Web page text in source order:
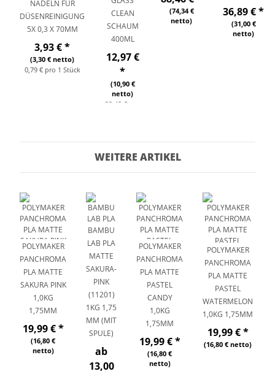
NADELN FÜR
DÜSENREINIGUNG
5X 0,3 X 70MM
3,93 €*
(3,30 € netto)
0,79 € pro 1 Stück
CLEAN
SCHAUM
400ML
12,97 €
*
(10,90 €
netto)
32,43 € pro
(74,34 €
netto)
36,89 €*
(31,00 €
netto)
WEITERE ARTIKEL
POLYMAKER
PANCHROMA
PLA MATTE
SAKURA PINK
1,0KG
1,75MM
19,99 €*
(16,80 €
netto)
BAMBU
LAB PLA
MATTE
SAKURA-
PINK
(11201)
1KG 1,75
MM (MIT
SPULE)
ab
13,00
POLYMAKER
PANCHROMA
PLA MATTE
PASTEL
CANDY
1,0KG
1,75MM
19,99 €*
(16,80 €
netto)
POLYMAKER
PANCHROMA
PLA MATTE
PASTEL
WATERMELON
1,0KG 1,75MM
19,99 €*
(16,80 € netto)